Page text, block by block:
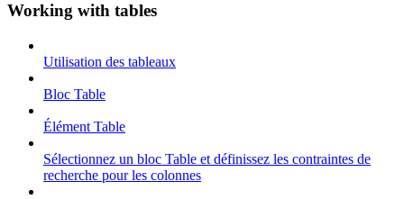
Working with tables
Utilisation des tableaux
Bloc Table
Élément Table
Sélectionnez un bloc Table et définissez les contraintes de
recherche pour les colonnes